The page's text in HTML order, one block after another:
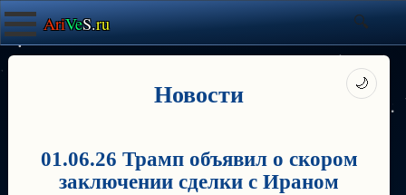
AriVeS.ru
Новости
01.06.26 Трамп объявил о скором
заключении сделки с Ираном
🌙